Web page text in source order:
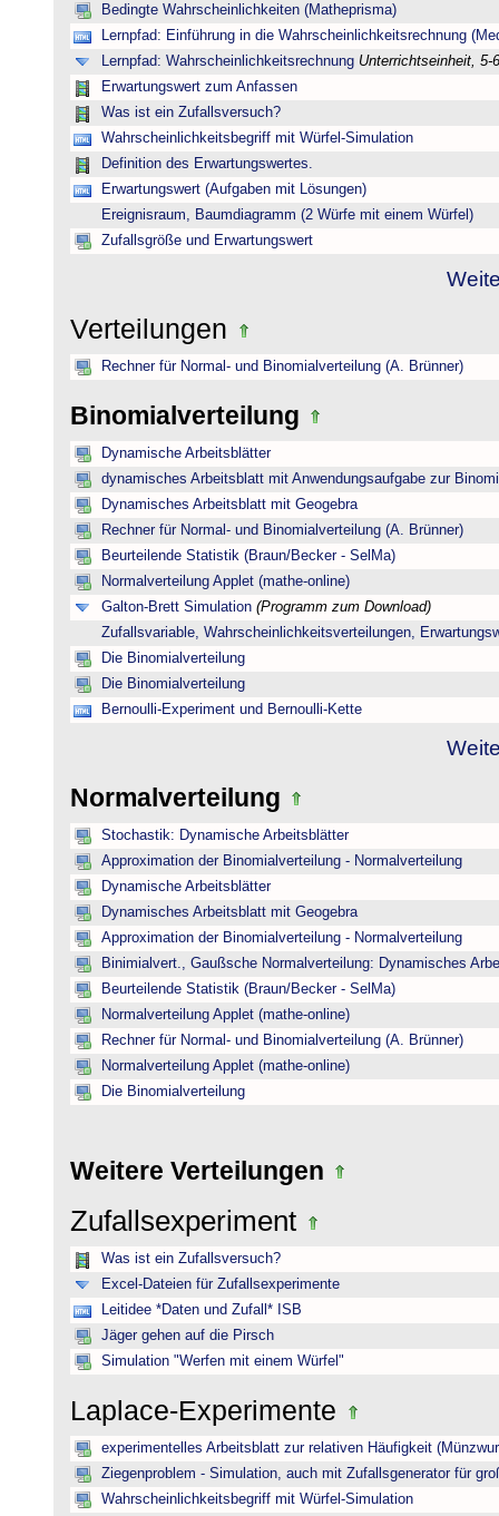
Bedingte Wahrscheinlichkeiten (Matheprisma)
Lernpfad: Einführung in die Wahrscheinlichkeitsrechnung
Lernpfad: Wahrscheinlichkeitsrechnung Unterrichtseinheit, 5-
Erwartungswert zum Anfassen
Was ist ein Zufallsversuch?
Wahrscheinlichkeitsbegriff mit Würfel-Simulation
Definition des Erwartungswertes.
Erwartungswert (Aufgaben mit Lösungen)
Ereignisraum, Baumdiagramm (2 Würfe mit einem Würfel)
Zufallsgröße und Erwartungswert
Verteilungen
Rechner für Normal- und Binomialverteilung (A. Brünner)
Binomialverteilung
Dynamische Arbeitsblätter
dynamisches Arbeitsblatt mit Anwendungsaufgabe zur
Dynamisches Arbeitsblatt mit Geogebra
Rechner für Normal- und Binomialverteilung (A. Brünner)
Beurteilende Statistik (Braun/Becker - SelMa)
Normalverteilung Applet (mathe-online)
Galton-Brett Simulation (Programm zum Download)
Zufallsvariable, Wahrscheinlichkeitsverteilungen,
Die Binomialverteilung
Die Binomialverteilung
Bernoulli-Experiment und Bernoulli-Kette
Normalverteilung
Stochastik: Dynamische Arbeitsblätter
Approximation der Binomialverteilung - Normalverteilung
Dynamische Arbeitsblätter
Dynamisches Arbeitsblatt mit Geogebra
Approximation der Binomialverteilung - Normalverteilung
Binimialvert., Gaußsche Normalverteilung: Dynamisches
Beurteilende Statistik (Braun/Becker - SelMa)
Normalverteilung Applet (mathe-online)
Rechner für Normal- und Binomialverteilung (A. Brünner)
Normalverteilung Applet (mathe-online)
Die Binomialverteilung
Weitere Verteilungen
Zufallsexperiment
Was ist ein Zufallsversuch?
Excel-Dateien für Zufallsexperimente
Leitidee *Daten und Zufall* ISB
Jäger gehen auf die Pirsch
Simulation "Werfen mit einem Würfel"
Laplace-Experimente
experimentelles Arbeitsblatt zur relativen Häufigkeit
Ziegenproblem - Simulation, auch mit Zufallsgenerator für
Wahrscheinlichkeitsbegriff mit Würfel-Simulation